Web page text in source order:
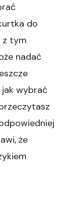
do
z tym
nadać
jak wybrać
że